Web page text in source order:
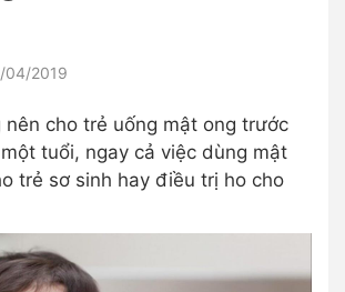
04/2019
nên cho trẻ uống mật ong trước
tuổi, ngay cả việc dùng mật
trẻ sơ sinh hay điều trị ho cho